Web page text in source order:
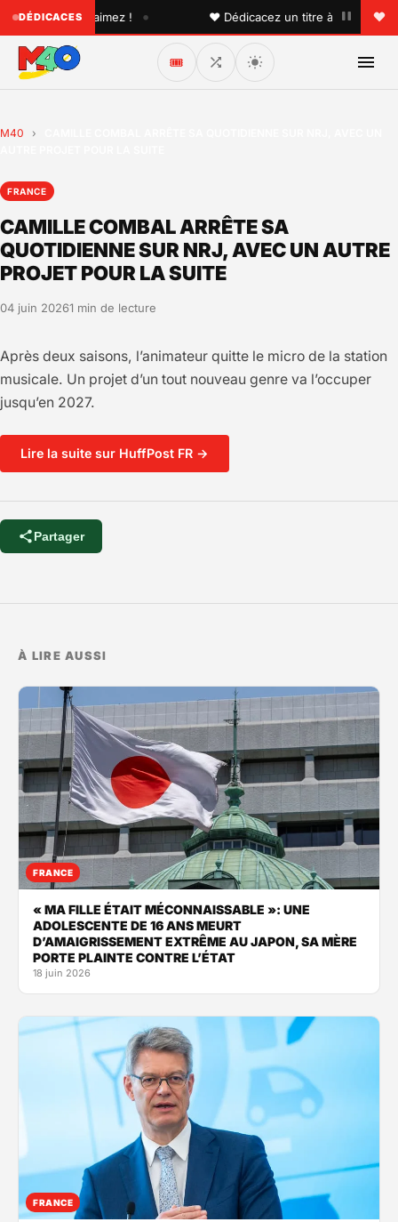
DÉDICACES
que vous aimez ! • ♥ Dédicacez un titre à vos proches
🎟️
M40 ›
FRANCE
CAMILLE COMBAL ARRÊTE SA
QUOTIDIENNE SUR NRJ, AVEC UN AUTRE
PROJET POUR LA SUITE
04 juin 20261 min de lecture
Après deux saisons, l’animateur quitte le micro de la station
musicale. Un projet d’un tout nouveau genre va l’occuper
jusqu’en 2027.
Lire la suite sur HuffPost FR →
Partager
À LIRE AUSSI
FRANCE
« MA FILLE ÉTAIT MÉCONNAISSABLE »: UNE
ADOLESCENTE DE 16 ANS MEURT
D’AMAIGRISSEMENT EXTRÊME AU JAPON, SA MÈRE
PORTE PLAINTE CONTRE L’ÉTAT
18 juin 2026
FRANCE